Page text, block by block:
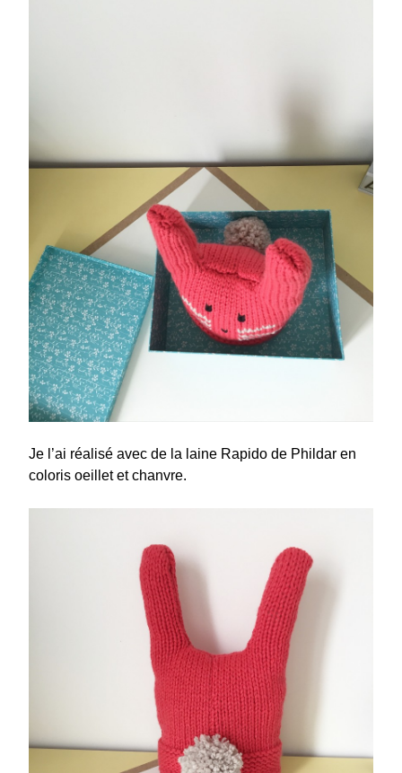
Je l’ai réalisé avec de la laine Rapido de Phildar en
coloris oeillet et chanvre.